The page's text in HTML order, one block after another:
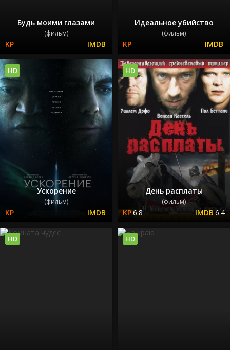
Будь моими глазами
(фильм)
Идеальное убийство
(фильм)
Ускорение
(фильм)
HD
День расплаты
(фильм)
6.8 6.4
HD
HD HD